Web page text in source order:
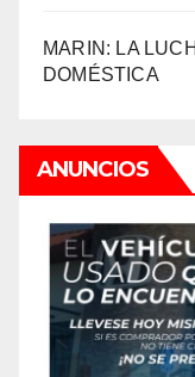
MARIN: LA
DOMÉSTICA
ANUNCIOS